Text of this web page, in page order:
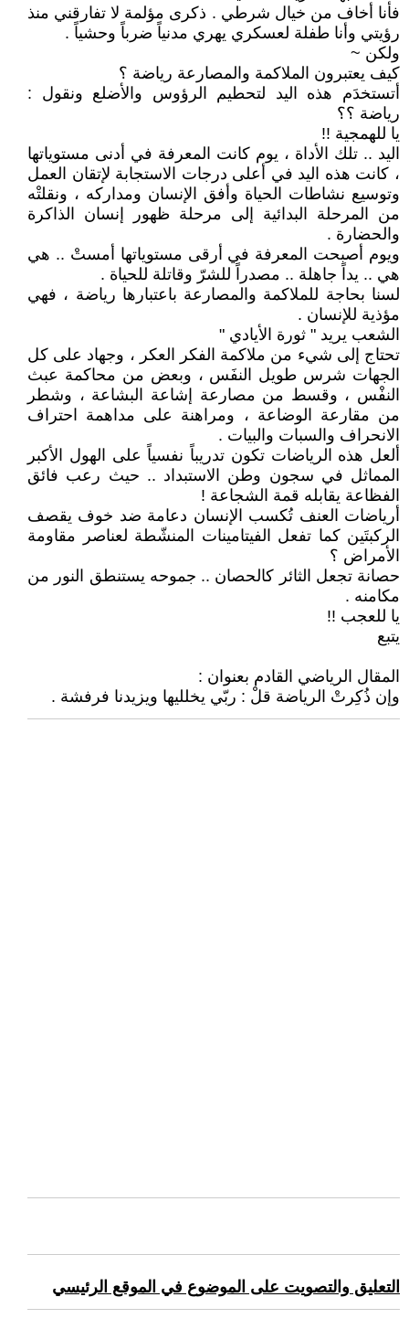
فأنا أخاف من خيال شرطي . ذكرى مؤلمة لا تفارقني منذ
رؤيتي وأنا طفلة لعسكري يهري مدنياً ضرباً وحشياً .
ولكن ~
كيف يعتبرون الملاكمة والمصارعة رياضة ؟
أتستخدَم هذه اليد لتحطيم الرؤوس والأضلع ونقول :
رياضة ؟؟
يا للهمجية !!
اليد .. تلك الأداة ، يوم كانت المعرفة في أدنى مستوياتها
، كانت هذه اليد في أعلى درجات الاستجابة لإتقان العمل
وتوسيع نشاطات الحياة وأفق الإنسان ومداركه ، ونقلتْه
من المرحلة البدائية إلى مرحلة ظهور إنسان الذاكرة
والحضارة .
ويوم أصبحت المعرفة في أرقى مستوياتها أمستْ .. هي
هي .. يداً جاهلة .. مصدراً للشرّ وقاتلة للحياة .
لسنا بحاجة للملاكمة والمصارعة باعتبارها رياضة ، فهي
مؤذية للإنسان .
الشعب يريد " ثورة الأيادي "
تحتاج إلى شيء من ملاكمة الفكر العكر ، وجهاد على كل
الجهات شرس طويل النفَس ، وبعض من محاكمة عبث
النفْس ، وقسط من مصارعة إشاعة البشاعة ، وشطر
من مقارعة الوضاعة ، ومراهنة على مداهمة احتراف
الانحراف والسبات والبيات .
ألعل هذه الرياضات تكون تدريباً نفسياً على الهول الأكبر
المماثل في سجون وطن الاستبداد .. حيث رعب فائق
الفظاعة يقابله قمة الشجاعة !
أرياضات العنف تُكسب الإنسان دعامة ضد خوف يقصف
الركبتَين كما تفعل الفيتامينات المنشّطة لعناصر مقاومة
الأمراض ؟
حصانة تجعل الثائر كالحصان .. جموحه يستنطق النور من
مكامنه .
يا للعجب !!
يتبع
المقال الرياضي القادم بعنوان :
وإن ذُكِرتْ الرياضة قلْ : ربّي يخلليها ويزيدنا فرفشة .
التعليق والتصويت على الموضوع في الموقع الرئيسي